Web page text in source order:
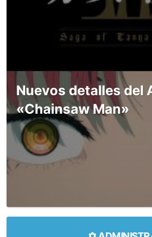
Nuevos detalles del
«Chainsaw Man»